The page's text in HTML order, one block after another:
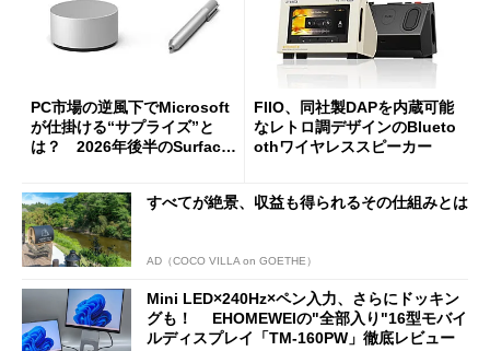
PC市場の逆風下でMicrosoft
が仕掛ける“サプライズ”と
は？ 2026年後半のSurface
FIIO、同社製DAPを内蔵可能
なレトロ調デザインのBlueto
othワイヤレススピーカー
すべてが絶景、収益も得られるその仕組みとは
AD（COCO VILLA on GOETHE）
Mini LED×240Hz×ペン入力、さらにドッキン
グも！ EHOMEWEIの"全部入り"16型モバイ
ルディスプレイ「TM-160PW」徹底レビュー